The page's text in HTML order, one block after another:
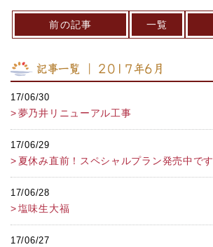
前の記事 一覧
記事一覧 ｜ 2017年6月
17/06/30
夢乃井リニューアル工事
17/06/29
夏休み直前！スペシャルプラン発売中です
17/06/28
塩味生大福
17/06/27